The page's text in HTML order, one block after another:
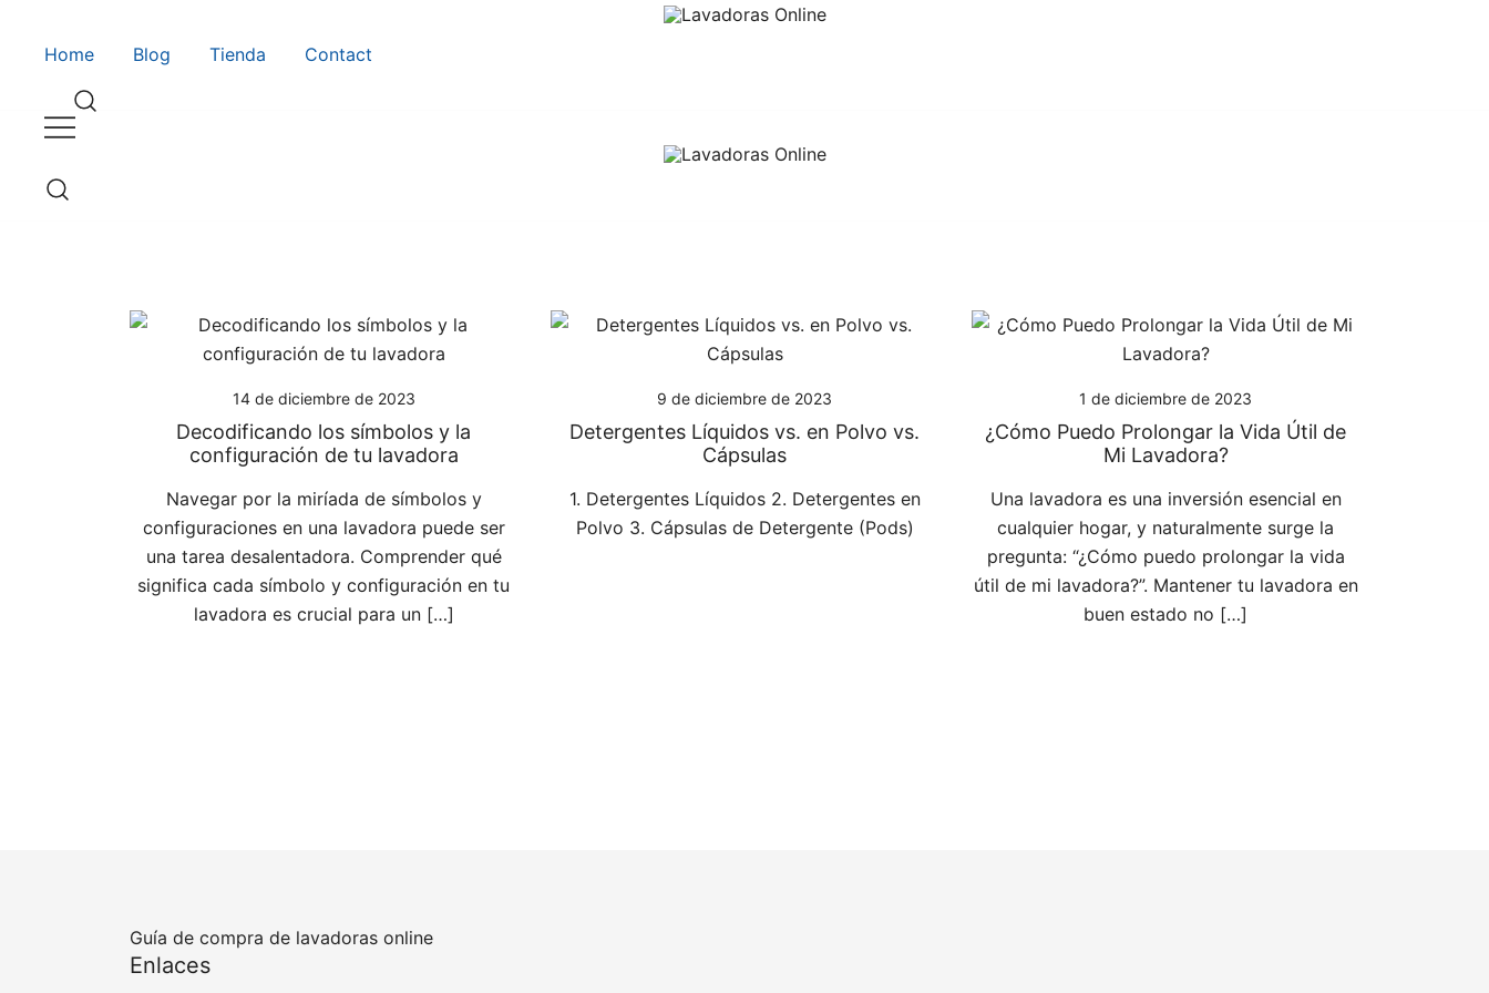
Lavadoras Online
Guía de compra de lavadoras online
Home Blog Tienda Contact
Lavadoras Online
Guía de compra de lavadoras online
14 de diciembre de 2023
Decodificando los símbolos y la
configuración de tu lavadora
Navegar por la miríada de símbolos y
configuraciones en una lavadora puede ser
una tarea desalentadora. Comprender qué
significa cada símbolo y configuración en tu
lavadora es crucial para un […]
9 de diciembre de 2023
Detergentes Líquidos vs. en Polvo vs.
Cápsulas
1. Detergentes Líquidos 2. Detergentes en
Polvo 3. Cápsulas de Detergente (Pods)
1 de diciembre de 2023
¿Cómo Puedo Prolongar la Vida Útil de
Mi Lavadora?
Una lavadora es una inversión esencial en
cualquier hogar, y naturalmente surge la
pregunta: “¿Cómo puedo prolongar la vida
útil de mi lavadora?”. Mantener tu lavadora en
buen estado no […]
Guía de compra de lavadoras online
Enlaces